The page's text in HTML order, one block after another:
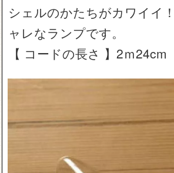
シェルのかたちがカワイイ
ャレなランプです。
【 コードの長さ 】2ｍ24cm